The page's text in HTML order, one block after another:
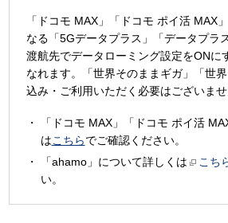
「ドコモ MAX」「ドコモ ポイ活 MAX
なる「5Gデータプラス」「データプラ
渡航先でデータローミング設定をONに
なれます。「世界そのままギガ」「世
込み・ご利用いただく必要はございませ
「ドコモ MAX」「ドコモ ポイ活
はこちらでご確認ください。
「ahamo」について詳しくは
こち
い。